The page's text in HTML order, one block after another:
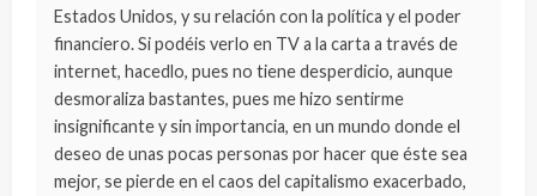
Estados Unidos, y su relación con la política y el poder
financiero. Si podéis verlo en TV a la carta a través de
internet, hacedlo, pues no tiene desperdicio, aunque
desmoraliza bastantes, pues me hizo sentirme
insignificante y sin importancia, en un mundo donde el
deseo de unas pocas personas por hacer que éste sea
mejor, se pierde en el caos del capitalismo exacerbado,